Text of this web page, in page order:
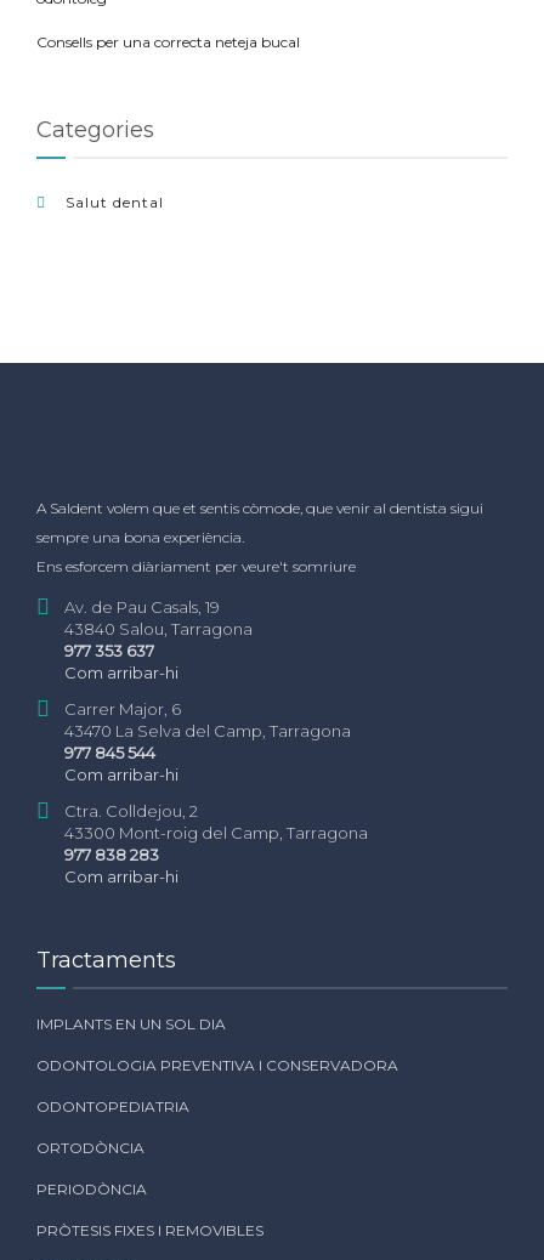
Consells per una correcta neteja bucal
Categories
Salut dental
A Saldent volem que et sentis còmode, que venir al dentista sigui
sempre una bona experiència.
Ens esforcem diàriament per veure't somriure
Av. de Pau Casals, 19
43840 Salou, Tarragona
977 353 637
Com arribar-hi
Carrer Major, 6
43470 La Selva del Camp, Tarragona
977 845 544
Com arribar-hi
Ctra. Colldejou, 2
43300 Mont-roig del Camp, Tarragona
977 838 283
Com arribar-hi
Tractaments
IMPLANTS EN UN SOL DIA
ODONTOLOGIA PREVENTIVA I CONSERVADORA
ODONTOPEDIATRIA
ORTODÒNCIA
PERIODÒNCIA
PRÒTESIS FIXES I REMOVIBLES